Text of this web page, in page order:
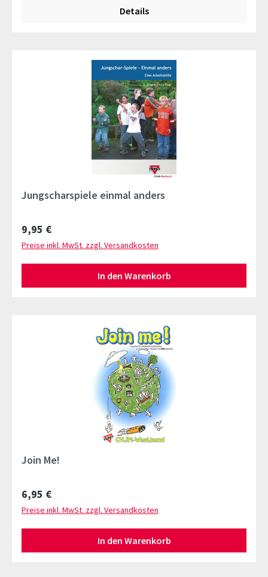
Details
Jungscharspiele einmal anders
Regulärer Preis:
9,95 €
Preise inkl. MwSt. zzgl. Versandkosten
In den Warenkorb
Join Me!
Regulärer Preis:
6,95 €
Preise inkl. MwSt. zzgl. Versandkosten
In den Warenkorb